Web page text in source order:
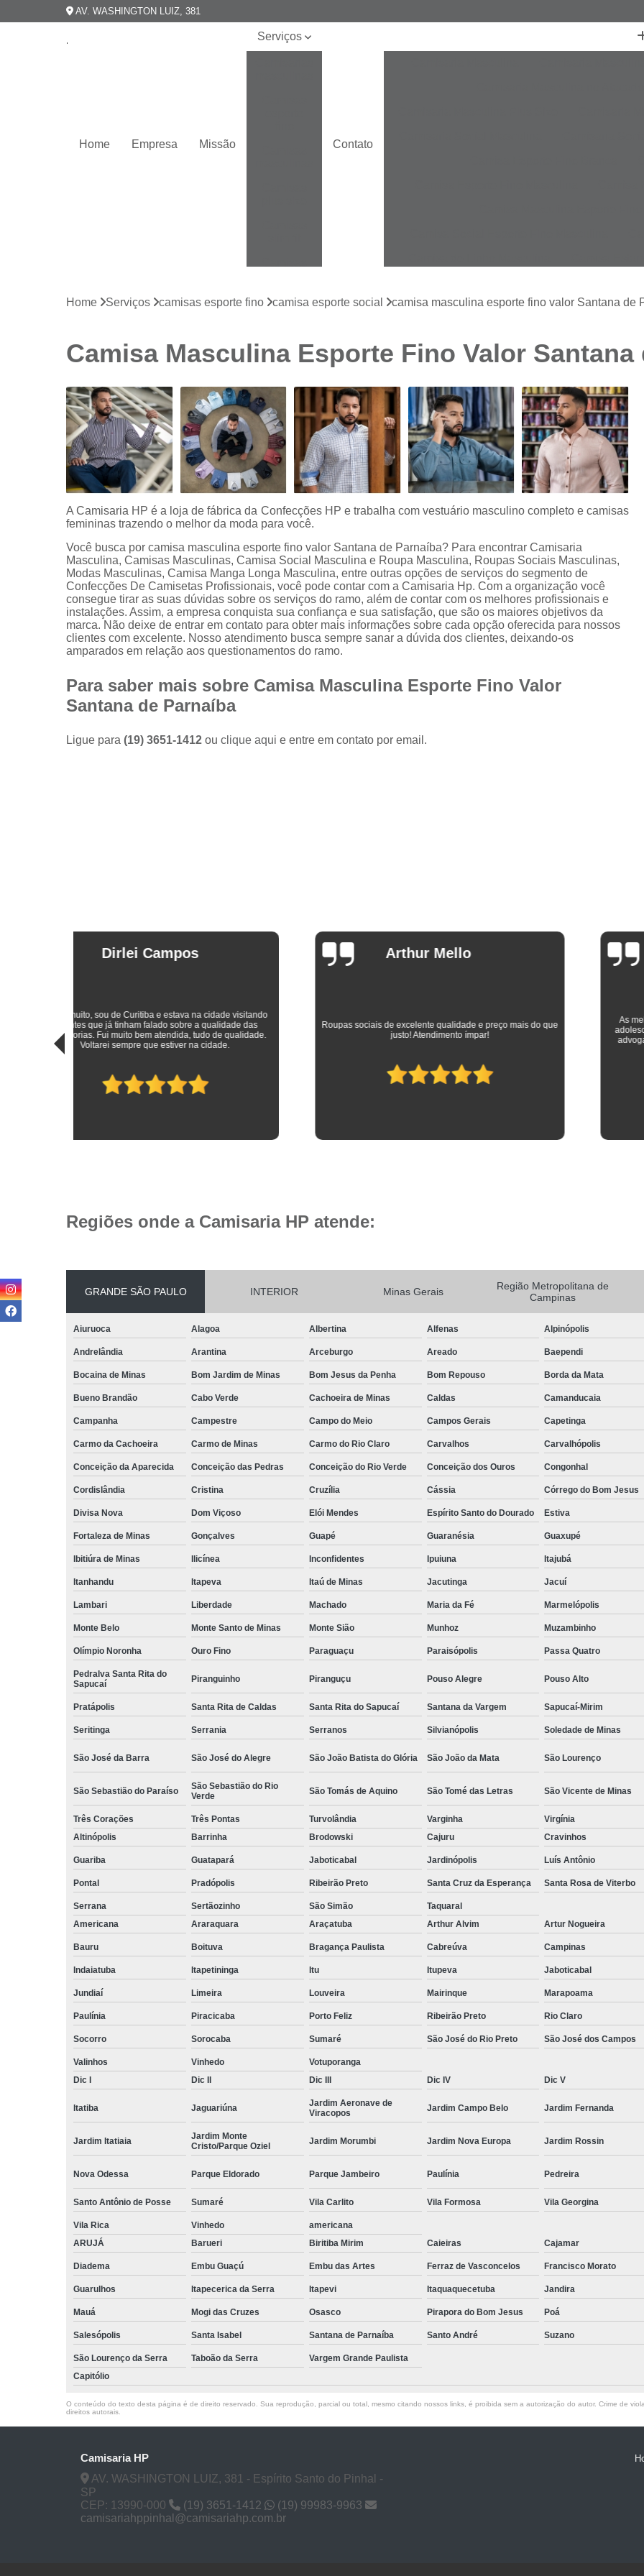
AV. WASHINGTON LUIZ, 381
Home Empresa Missão
Serviços
Camisas
branca
Camisas
sociais
listradas
Camisas
sociais
curta
Camisas
sociais
manga
longa
Camisas
sociais
masculinas
Camisas
masculinas
preço
Contato
Camisa Masculina
Camisa Masculina
Camisa Branca Plus Size
Camisa Jeans
Camisa Social Branca Plus Size
Camisa Social Plus Size
Camisa Xadrez Masculina Plus Size
Camisa Masculina Manga Curta Slim Fit
Camisa Slim Fit
Camisa
Camisa Social Slim Fit Masculina
Camisa
Camisa Branca Slim Masculina
Camisa Jeans Slim Masculina
Camisa Masculina Slim Fit Manga
Camisa Branca
Camisa Social
Camisa Social Masculina
Camisa
Camisa Social Listrada
Camisa Social Listrada Masculina
Camisa Social Masculina Listrada Preto e
Camisa Manga Longa Masculina
Camisa Social de Manga Longa
Camisa Social Manga Longa Masculina
Camisa Social Masculina Manga Longa Lisa
Camisa Social Preta Manga Longa
Camisa Masculina Social
Camisa Social Estampada
Camisa Social Masculina
Camisa Social Masculina Preta
Camisa Social Preta Masculina
Camisa Masculina Social Preço
Camisa Social Estampada Masculina Preço
Camisa Social Masculina Estampada Preço
Camisa Social Masculina Manga Longa
Camisa Social Masculina Preta Preço
Camisa Social Preta Masculina
Fábrica Camisa Masculina
Fábrica de Camisa Social de Homem
Fábrica de Camisa Social para
Loja com Moda Masculina
Loja de Moda
Loja Executivo Moda Masculina
Loja
Loja Moda Masculina Online
Loja Moda
Moda Masculina Loja
Moda Atual
Moda Casual Masculina
Moda
Moda Masculina Camisa
Moda Masculina
Moda Masculina Inverno
Moda
Moda Social Masculina
Roupas
Roupas Masculinas
Roupas Masculinas
Roupas Masculinas Estilosas
Roupas Masculinas Plus Size
Roupas
Home Serviços camisas esporte fino camisa esporte social camisa masculina esporte fino valor Santana de
Camisa Masculina Esporte Fino Valor Santana
A Camisaria HP é a loja de fábrica da Confecções HP e trabalha com vestuário masculino completo e camisas
femininas trazendo o melhor da moda para você.
Você busca por camisa masculina esporte fino valor Santana de Parnaíba? Para encontrar Camisaria
Masculina, Camisas Masculinas, Camisa Social Masculina e Roupa Masculina, Roupas Sociais Masculinas,
Modas Masculinas, Camisa Manga Longa Masculina, entre outras opções de serviços do segmento de
Confecções De Camisetas Profissionais, você pode contar com a Camisaria Hp. Com a organização você
consegue tirar as suas dúvidas sobre os serviços do ramo, além de contar com os melhores profissionais e
instalações. Assim, a empresa conquista sua confiança e sua satisfação, que são os maiores objetivos da
marca. Não deixe de entrar em contato para obter mais informações sobre cada opção oferecida para nossos
clientes com excelente. Nosso atendimento busca sempre sanar a dúvida dos clientes, deixando-os
amparados em relação aos questionamentos do ramo.
Para saber mais sobre Camisa Masculina Esporte Fino Valor
Santana de Parnaíba
Ligue para (19) 3651-1412 ou clique aqui e entre em contato por email.
Arthur Mello
Roupas sociais de excelente qualidade e preço mais do que
justo! Atendimento ímpar!
Ana Eudóxia Cesário de
As melhores camisas que vestem meus filhos desde a
adolescência até os dias atuais em que trabalham como
advogados. Parabéns à toda equipe da Camisaria HP!
Regiões onde a Camisaria HP atende:
GRANDE SÃO PAULO INTERIOR Minas Gerais
Região Metropolitana de
Campinas
Aiuruoca Alagoa Albertina Alfenas Alpinópolis
Andrelândia Arantina Arceburgo Areado Baependi
Bocaina de Minas Bom Jardim de Minas Bom Jesus da Penha Bom Repouso Borda da Mata
Bueno Brandão Cabo Verde Cachoeira de Minas Caldas Camanducaia
Campanha Campestre Campo do Meio Campos Gerais Capetinga
Carmo da Cachoeira Carmo de Minas Carmo do Rio Claro Carvalhos Carvalhópolis
Conceição da Aparecida Conceição das Pedras Conceição do Rio Verde Conceição dos Ouros Congonhal
Cordislândia Cristina Cruzília Cássia Córrego do Bom Jesus
Divisa Nova Dom Viçoso Elói Mendes Espírito Santo do Dourado Estiva
Fortaleza de Minas Gonçalves Guapé Guaranésia Guaxupé
Ibitiúra de Minas Ilicínea Inconfidentes Ipuiuna Itajubá
Itanhandu Itapeva Itaú de Minas Jacutinga Jacuí
Lambari Liberdade Machado Maria da Fé Marmelópolis
Monte Belo Monte Santo de Minas Monte Sião Munhoz Muzambinho
Olímpio Noronha Ouro Fino Paraguaçu Paraisópolis Passa Quatro
Pedralva Santa Rita do
Sapucaí
Piranguinho Piranguçu Pouso Alegre Pouso Alto
Pratápolis Santa Rita de Caldas Santa Rita do Sapucaí Santana da Vargem Sapucaí-Mirim
Seritinga Serrania Serranos Silvianópolis Soledade de Minas
São José da Barra São José do Alegre São João Batista do Glória São João da Mata São Lourenço
São Sebastião do Paraíso
São Sebastião do Rio
Verde
São Tomás de Aquino São Tomé das Letras São Vicente de Minas
Três Corações Três Pontas Turvolândia Varginha Virgínia
Altinópolis
Barrinha Brodowski Cajuru Cravinhos
Guariba Guatapará Jaboticabal Jardinópolis Luís Antônio
Pontal Pradópolis Ribeirão Preto Santa Cruz da Esperança Santa Rosa de Viterbo
Serrana Sertãozinho São Simão
Taquaral
Americana
Araraquara Araçatuba Arthur Alvim Artur Nogueira
Bauru Boituva Bragança Paulista Cabreúva Campinas
Indaiatuba Itapetininga Itu Itupeva Jaboticabal
Jundiaí Limeira Louveira Mairinque Marapoama
Paulínia Piracicaba Porto Feliz Ribeirão Preto Rio Claro
Socorro Sorocaba Sumaré São José do Rio Preto São José dos Campos
Valinhos Vinhedo
Votuporanga
Dic I
Dic II Dic III Dic IV Dic V
Itatiba Jaguariúna
Jardim Aeronave de
Viracopos
Jardim Campo Belo Jardim Fernanda
Jardim Itatiaia
Jardim Monte
Cristo/Parque Oziel
Jardim Morumbi Jardim Nova Europa Jardim Rossin
Nova Odessa Parque Eldorado Parque Jambeiro Paulínia Pedreira
Santo Antônio de Posse Sumaré Vila Carlito Vila Formosa Vila Georgina
Vila Rica Vinhedo
americana
ARUJÁ
Barueri Biritiba Mirim Caieiras Cajamar
Diadema Embu Guaçú Embu das Artes Ferraz de Vasconcelos Francisco Morato
Guarulhos Itapecerica da Serra Itapevi Itaquaquecetuba Jandira
Mauá Mogi das Cruzes Osasco Pirapora do Bom Jesus Poá
Salesópolis Santa Isabel Santana de Parnaíba Santo André Suzano
São Lourenço da Serra Taboão da Serra
Vargem Grande Paulista
Capitólio
O conteúdo do texto desta página é de direito reservado. Sua reprodução, parcial ou total, mesmo citando nossos links, é proibida sem a autorização do autor. Crime de
direitos autorais
Camisaria HP
AV. WASHINGTON LUIZ, 381 - Espírito Santo do Pinhal -
SP
CEP: 13990-000
(19) 3651-1412
(19) 99983-9963
camisariahppinhal@camisariahp.com.br